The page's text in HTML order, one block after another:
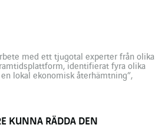
med ett tjugotal experter från olika
identifierat fyra olika
lokal ekonomisk återhämtning”,
KUNNA RÄDDA DEN